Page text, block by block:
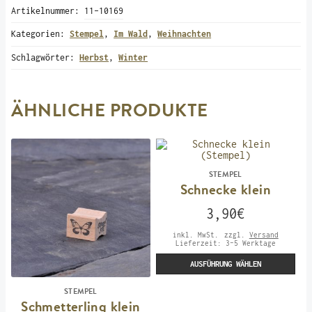
Artikelnummer: 11-10169
Kategorien:Stempel , Im Wald ,Weihnachten
Schlagwörter:Herbst,Winter
ÄHNLICHE PRODUKTE
STEMPEL
Schmetterling klein
STEMPEL
Schnecke klein
3,90€
inkl. MwSt. zzgl. Versand
Lieferzeit:
3-5 Werktage
AUSFÜHRUNG WÄHLEN